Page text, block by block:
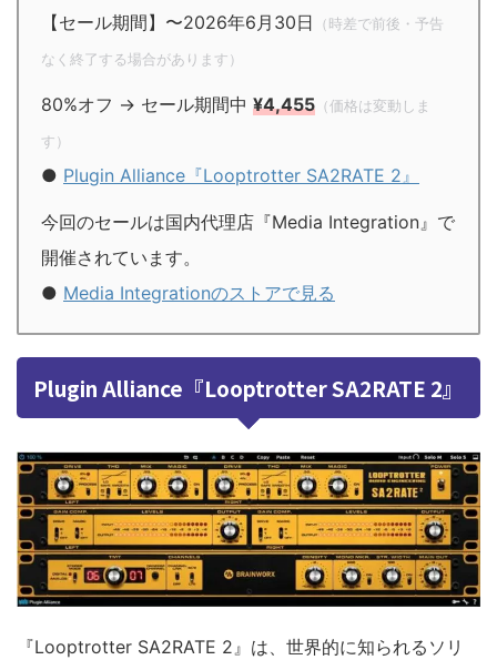
【セール期間】〜2026年6月30日
（時差で前後・予告
なく終了する場合があります）
80%オフ → セール期間中 ¥4,455 （価格は変動しま
す）
● Plugin Alliance『Looptrotter SA2RATE 2』
今回のセールは国内代理店『Media Integration』で
開催されています。
● Media Integrationのストアで見る
Plugin Alliance『Looptrotter SA2RATE 2』
『Looptrotter SA2RATE 2』は、世界的に知られるソリ